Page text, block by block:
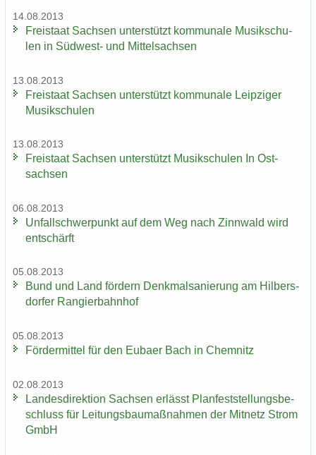
14.08.2013
Frei­staat Sach­sen un­ter­stützt kom­mu­na­le Mu­sik­schu­
len in Südwest-​ und Mit­tel­sach­sen
13.08.2013
Frei­staat Sach­sen un­ter­stützt kom­mu­na­le Leip­zi­ger
Mu­sik­schu­len
13.08.2013
Frei­staat Sach­sen un­ter­stützt Mu­sik­schu­len In Ost­
sach­sen
06.08.2013
Un­fall­schwer­punkt auf dem Weg nach Zinn­wald wird
ent­schärft
05.08.2013
Bund und Land för­dern Denk­mal­sa­nie­rung am Hil­bers­
dor­fer Ran­gier­bahn­hof
05.08.2013
För­der­mit­tel für den Eu­ba­er Bach in Chem­nitz
02.08.2013
Lan­des­di­rek­ti­on Sach­sen er­lässt Plan­fest­stel­lungs­be­
schluss für Lei­tungs­bau­maß­nah­men der Mit­netz Strom
GmbH